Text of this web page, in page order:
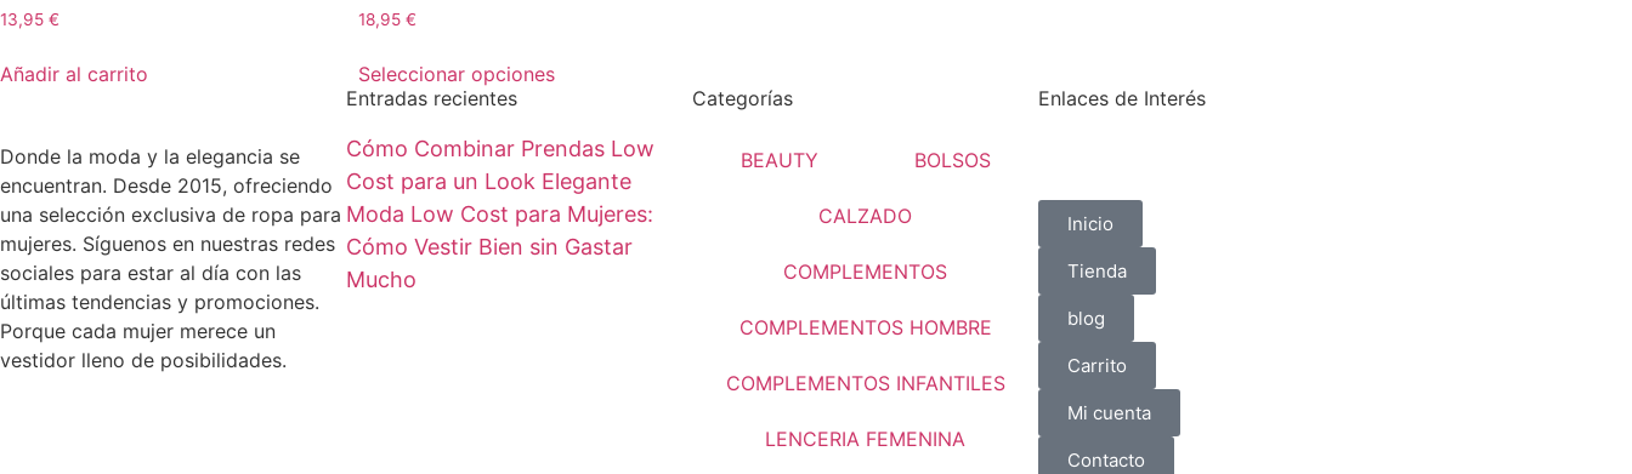
13,95 €
Añadir al carrito
18,95 €
Seleccionar opciones
Donde la moda y la elegancia se
encuentran. Desde 2015, ofreciendo
una selección exclusiva de ropa para
mujeres. Síguenos en nuestras redes
sociales para estar al día con las
últimas tendencias y promociones.
Porque cada mujer merece un
vestidor lleno de posibilidades.
Entradas recientes
Cómo Combinar Prendas Low
Cost para un Look Elegante
Moda Low Cost para Mujeres:
Cómo Vestir Bien sin Gastar
Mucho
Categorías
BEAUTY BOLSOS
CALZADO
COMPLEMENTOS
COMPLEMENTOS HOMBRE
COMPLEMENTOS INFANTILES
LENCERIA FEMENINA
Enlaces de Interés
Inicio
Tienda
blog
Carrito
Mi cuenta
Contacto